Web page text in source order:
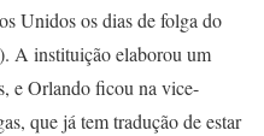
Unidos os dias de folga do
A instituição elaborou um
e Orlando ficou na vice-
que já tem tradução de estar